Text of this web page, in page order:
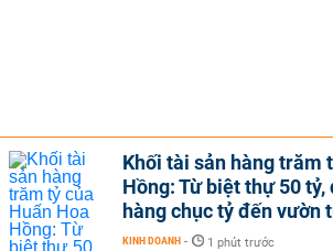
Khối tài sản hàng trăm
Hồng: Từ biệt thự 50 tỷ,
hàng chục tỷ đến vườn
KINH DOANH - 1 phút trước